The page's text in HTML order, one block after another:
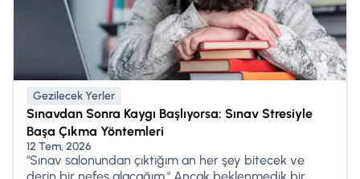
Gezilecek Yerler
Sınavdan Sonra Kaygı Başlıyorsa: Sınav Stresiyle
Başa Çıkma Yöntemleri
12 Tem, 2026
"Sınav salonundan çıktığım an her şey bitecek ve